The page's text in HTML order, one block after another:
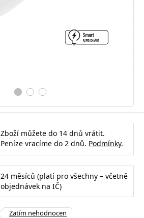
Zboží můžete do 14 dnů vrátit.
Peníze vracíme do 2 dnů. Podmínky.
24 měsíců (platí pro všechny – včetně
objednávek na IČ)
Zatím nehodnocen